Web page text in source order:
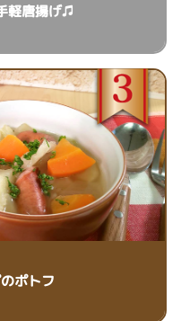
軽唐揚げ♫
ポトフ